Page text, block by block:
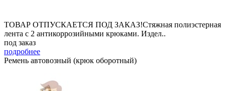
ТОВАР ОТПУСКАЕТСЯ ПОД ЗАКАЗ!Стяжная полиэстерная
лента с 2 антикоррозийными крюками. Издел..
под заказ
подробнее
Ремень автовозный (крюк оборотный)